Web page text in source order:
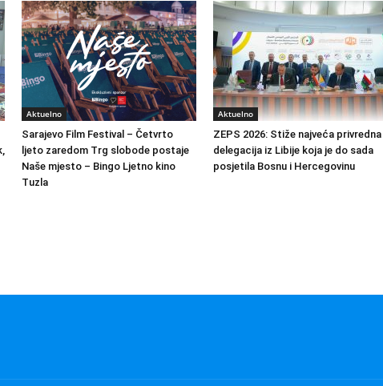
Aktuelno
Sarajevo Film Festival – Četvrto
ljeto zaredom Trg slobode postaje
Naše mjesto – Bingo Ljetno kino
Tuzla
Aktuelno
ZEPS 2026: Stiže najveća privredna
delegacija iz Libije koja je do sada
posjetila Bosnu i Hercegovinu